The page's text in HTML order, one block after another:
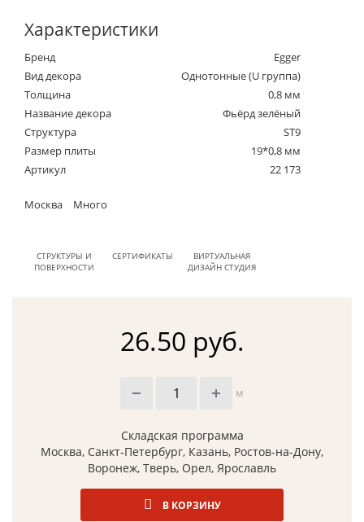
Характеристики
Бренд
Egger
Вид декора
Однотонные (U группа)
Толщина
0,8 мм
Название декора
Фьёрд зелёный
Структура
ST9
Размер плиты
19*0,8 мм
Артикул
22 173
Москва Много
СТРУКТУРЫ И
ПОВЕРХНОСТИ
СЕРТИФИКАТЫ
ВИРТУАЛЬНАЯ
ДИЗАЙН СТУДИЯ
26.50 руб.
м
Складская программа
Москва, Санкт-Петербург, Казань, Ростов-на-Дону,
Воронеж, Тверь, Орел, Ярославль
В КОРЗИНУ